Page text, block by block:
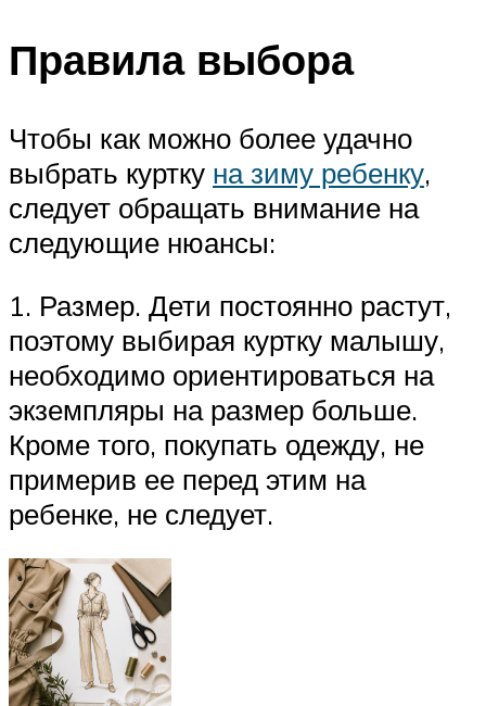
Правила выбора
Чтобы как можно более удачно
выбрать куртку на зиму ребенку,
следует обращать внимание на
следующие нюансы:
1. Размер. Дети постоянно растут,
поэтому выбирая куртку малышу,
необходимо ориентироваться на
экземпляры на размер больше.
Кроме того, покупать одежду, не
примерив ее перед этим на
ребенке, не следует.